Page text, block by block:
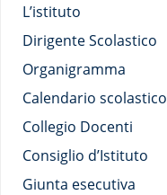
L’istituto
Dirigente Scolastico
Organigramma
Calendario scolastico
Collegio Docenti
Consiglio d’Istituto
Giunta esecutiva